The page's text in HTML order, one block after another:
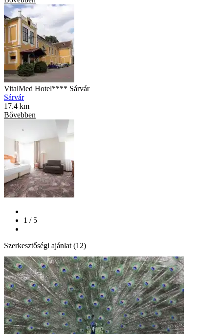
VitalMed Hotel**** Sárvár
Sárvár
17.4 km
Bővebben
1 / 5
Szerkesztőségi ajánlat (12)